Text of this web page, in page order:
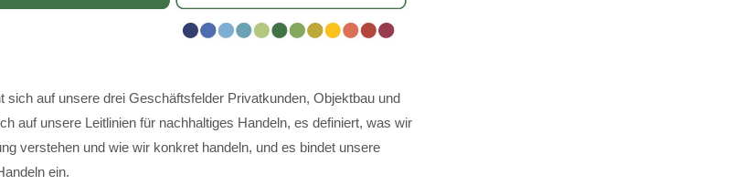
sich auf unsere drei Geschäftsfelder Privatkunden, Objektbau und
auf unsere Leitlinien für nachhaltiges Handeln, es definiert, was wir
verstehen und wie wir konkret handeln, und es bindet unsere
ein.